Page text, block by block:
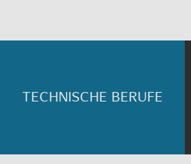
TECH­NI­SCHE BE­RU­FE